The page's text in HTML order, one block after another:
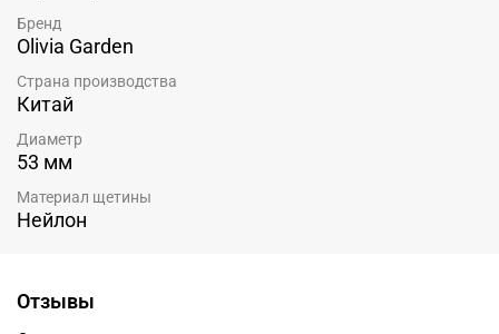
Бренд
Olivia Garden
Страна производства
Китай
Диаметр
53 мм
Материал щетины
Нейлон
Отзывы